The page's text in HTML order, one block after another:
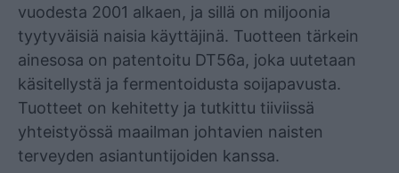
vuodesta 2001 alkaen, ja sillä on miljoonia
tyytyväisiä naisia käyttäjinä. Tuotteen tärkein
ainesosa on patentoitu DT56a, joka uutetaan
käsitellystä ja fermentoidusta soijapavusta.
Tuotteet on kehitetty ja tutkittu tiiviissä
yhteistyössä maailman johtavien naisten
terveyden asiantuntijoiden kanssa.